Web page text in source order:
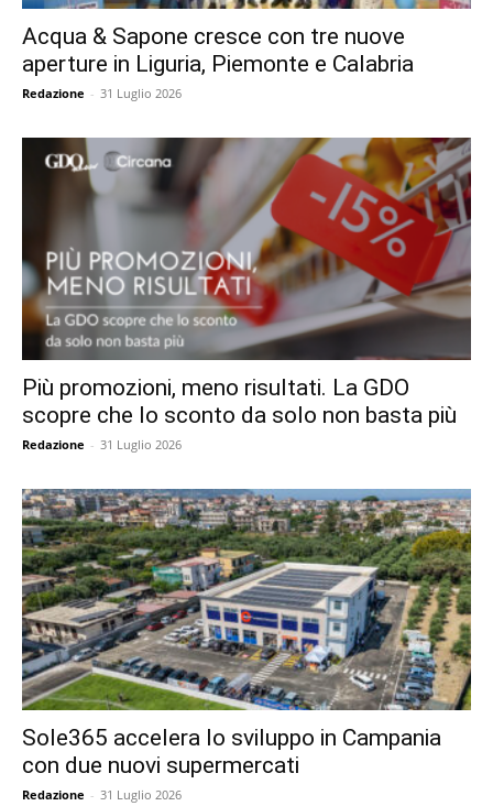
Acqua & Sapone cresce con tre nuove
aperture in Liguria, Piemonte e Calabria
Redazione - 31 Luglio 2026
Più promozioni, meno risultati. La GDO
scopre che lo sconto da solo non basta più
Redazione - 31 Luglio 2026
Sole365 accelera lo sviluppo in Campania
con due nuovi supermercati
Redazione - 31 Luglio 2026